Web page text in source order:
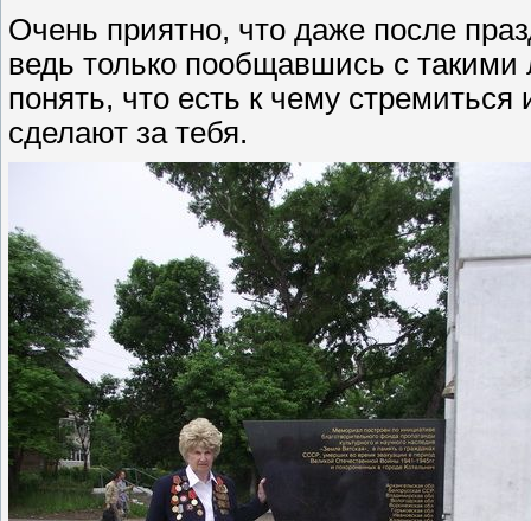
Очень приятно, что даже после
ведь только пообщавшись с
понять, что есть к чему
сделают за тебя.